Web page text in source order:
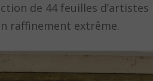
de 44 feuilles
raffinement extrême.